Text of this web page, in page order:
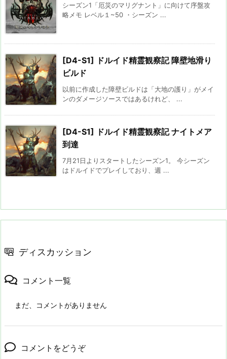
シーズン1「厄災のマリグナント」に向けて序盤攻
略メモ レベル１~50 ・シーズン ...
[D4-S1] ドルイド精霊観察記 障壁地滑り
ビルド
以前に作成した障壁ビルドは「大地の護り」がメイ
ンのダメージソースではあるけれど、 ...
[D4-S1] ドルイド精霊観察記 ナイトメア
到達
7月21日よりスタートしたシーズン1。 今シーズン
はドルイドでプレイしており、週 ...
ディスカッション
コメント一覧
まだ、コメントがありません
コメントをどうぞ